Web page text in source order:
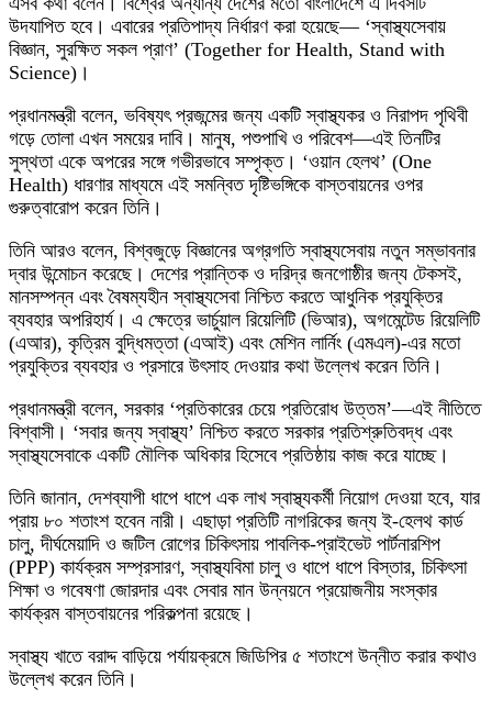
উদযাপিত হবে। এবারের প্রতিপাদ্য নির্ধারণ করা হয়েছে— ‘স্বাস্থ্যসেবায়
বিজ্ঞান, সুরক্ষিত সকল প্রাণ’ (Together for Health, Stand with
Science)।
প্রধানমন্ত্রী বলেন, ভবিষ্যৎ প্রজন্মের জন্য একটি স্বাস্থ্যকর ও নিরাপদ পৃথিবী
গড়ে তোলা এখন সময়ের দাবি। মানুষ, পশুপাখি ও পরিবেশ—এই তিনটির
সুস্থতা একে অপরের সঙ্গে গভীরভাবে সম্পৃক্ত। ‘ওয়ান হেলথ’ (One
Health) ধারণার মাধ্যমে এই সমন্বিত দৃষ্টিভঙ্গিকে বাস্তবায়নের ওপর
গুরুত্বারোপ করেন তিনি।
তিনি আরও বলেন, বিশ্বজুড়ে বিজ্ঞানের অগ্রগতি স্বাস্থ্যসেবায় নতুন সম্ভাবনার
দ্বার উন্মোচন করেছে। দেশের প্রান্তিক ও দরিদ্র জনগোষ্ঠীর জন্য টেকসই,
মানসম্পন্ন এবং বৈষম্যহীন স্বাস্থ্যসেবা নিশ্চিত করতে আধুনিক প্রযুক্তির
ব্যবহার অপরিহার্য। এ ক্ষেত্রে ভার্চুয়াল রিয়েলিটি (ভিআর), অগমেন্টেড রিয়েলিটি
(এআর), কৃত্রিম বুদ্ধিমত্তা (এআই) এবং মেশিন লার্নিং (এমএল)-এর মতো
প্রযুক্তির ব্যবহার ও প্রসারে উৎসাহ দেওয়ার কথা উল্লেখ করেন তিনি।
প্রধানমন্ত্রী বলেন, সরকার ‘প্রতিকারের চেয়ে প্রতিরোধ উত্তম’—এই নীতিতে
বিশ্বাসী। ‘সবার জন্য স্বাস্থ্য’ নিশ্চিত করতে সরকার প্রতিশ্রুতিবদ্ধ এবং
স্বাস্থ্যসেবাকে একটি মৌলিক অধিকার হিসেবে প্রতিষ্ঠায় কাজ করে যাচ্ছে।
তিনি জানান, দেশব্যাপী ধাপে ধাপে এক লাখ স্বাস্থ্যকর্মী নিয়োগ দেওয়া হবে, যার
প্রায় ৮০ শতাংশ হবেন নারী। এছাড়া প্রতিটি নাগরিকের জন্য ই-হেলথ কার্ড
চালু, দীর্ঘমেয়াদি ও জটিল রোগের চিকিৎসায় পাবলিক-প্রাইভেট পার্টনারশিপ
(PPP) কার্যক্রম সম্প্রসারণ, স্বাস্থ্যবিমা চালু ও ধাপে ধাপে বিস্তার, চিকিৎসা
শিক্ষা ও গবেষণা জোরদার এবং সেবার মান উন্নয়নে প্রয়োজনীয় সংস্কার
কার্যক্রম বাস্তবায়নের পরিকল্পনা রয়েছে।
স্বাস্থ্য খাতে বরাদ্দ বাড়িয়ে পর্যায়ক্রমে জিডিপির ৫ শতাংশে উন্নীত করার কথাও
উল্লেখ করেন তিনি।